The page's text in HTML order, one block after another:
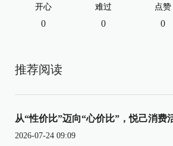
开心
0
难过
0
点赞
0
推荐阅读
从“性价比”迈向“心价比”，悦己消费
2026-07-24 09:09